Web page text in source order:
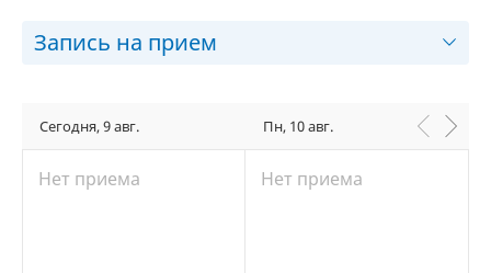
Запись на прием
Сегодня, 9 авг.
Нет приема
Пн, 10 авг.
Нет приема